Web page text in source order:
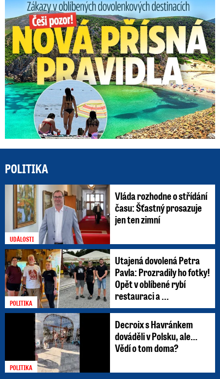
Zákazy v dovolenkových rájích: Restrikce proti naháčům!
POLITIKA
UDÁLOSTI
Vláda rozhodne o střídání
času: Šťastný prosazuje
jen ten zimní
POLITIKA
Utajená dovolená Petra
Pavla: Prozradily ho fotky!
Opět v oblíbené rybí
restauraci a ...
POLITIKA
Decroix s Havránkem
dováděli v Polsku, ale…
Vědí o tom doma?